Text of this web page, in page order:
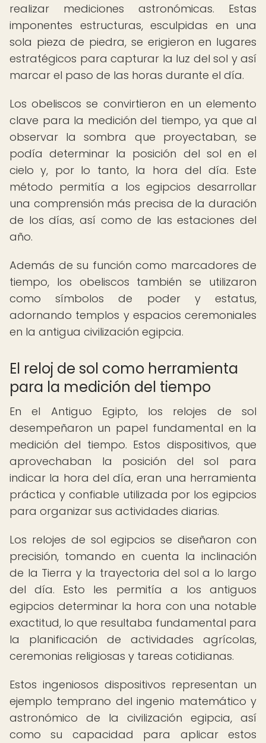
realizar mediciones astronómicas. Estas
imponentes estructuras, esculpidas en una
sola pieza de piedra, se erigieron en lugares
estratégicos para capturar la luz del sol y así
marcar el paso de las horas durante el día.
Los obeliscos se convirtieron en un elemento
clave para la medición del tiempo, ya que al
observar la sombra que proyectaban, se
podía determinar la posición del sol en el
cielo y, por lo tanto, la hora del día. Este
método permitía a los egipcios desarrollar
una comprensión más precisa de la duración
de los días, así como de las estaciones del
año.
Además de su función como marcadores de
tiempo, los obeliscos también se utilizaron
como símbolos de poder y estatus,
adornando templos y espacios ceremoniales
en la antigua civilización egipcia.
El reloj de sol como herramienta
para la medición del tiempo
En el Antiguo Egipto, los relojes de sol
desempeñaron un papel fundamental en la
medición del tiempo. Estos dispositivos, que
aprovechaban la posición del sol para
indicar la hora del día, eran una herramienta
práctica y confiable utilizada por los egipcios
para organizar sus actividades diarias.
Los relojes de sol egipcios se diseñaron con
precisión, tomando en cuenta la inclinación
de la Tierra y la trayectoria del sol a lo largo
del día. Esto les permitía a los antiguos
egipcios determinar la hora con una notable
exactitud, lo que resultaba fundamental para
la planificación de actividades agrícolas,
ceremonias religiosas y tareas cotidianas.
Estos ingeniosos dispositivos representan un
ejemplo temprano del ingenio matemático y
astronómico de la civilización egipcia, así
como su capacidad para aplicar estos